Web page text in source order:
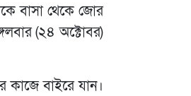
বাসা থেকে জোর
(২৪ অক্টোবর)
কাজে বাইরে যান।